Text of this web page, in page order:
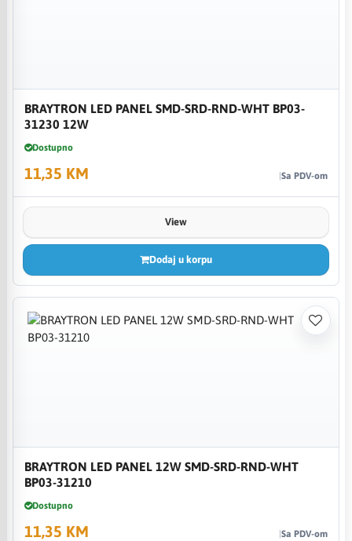
BRAYTRON LED PANEL SMD-SRD-RND-WHT BP03-
31230 12W
Dostupno
11,35 KM Sa PDV-om
View
Dodaj u korpu
BRAYTRON LED PANEL 12W SMD-SRD-RND-WHT
BP03-31210
Dostupno
11,35 KM Sa PDV-om